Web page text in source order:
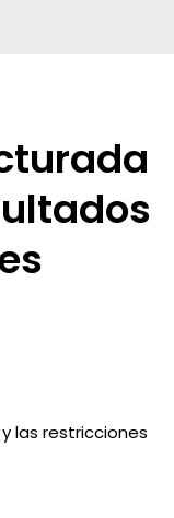
las restricciones